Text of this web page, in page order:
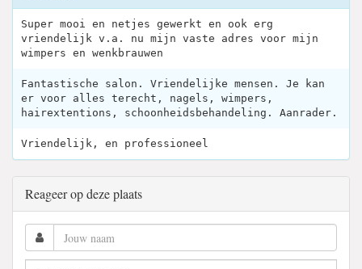
Super mooi en netjes gewerkt en ook erg
vriendelijk v.a. nu mijn vaste adres voor mijn
wimpers en wenkbrauwen
Fantastische salon. Vriendelijke mensen. Je kan
er voor alles terecht, nagels, wimpers,
hairextentions, schoonheidsbehandeling. Aanrader.
Vriendelijk, en professioneel
Reageer op deze plaats